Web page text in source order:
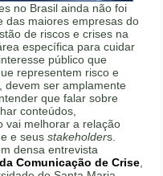
no Brasil ainda não foi
das maiores empresas do
de riscos e crises na
específica para cuidar
público que
representem risco e
devem ser amplamente
que falar sobre
conteúdos,
vai melhorar a relação
e seusstakeholders.
densa entrevista
Comunicação de Crise